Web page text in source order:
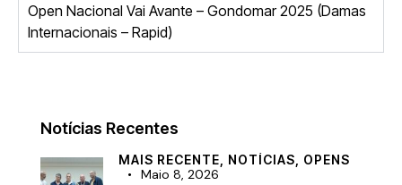
Open Nacional Vai Avante – Gondomar 2025 (Damas
Internacionais – Rapid)
Notícias Recentes
MAIS RECENTE, NOTÍCIAS, OPENS
Maio 8, 2026